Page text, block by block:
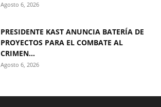
Agosto 6, 2026
PRESIDENTE KAST ANUNCIA BATERÍA DE
PROYECTOS PARA EL COMBATE AL
CRIMEN...
Agosto 6, 2026